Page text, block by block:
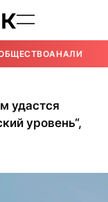
АНАЛИТИКА
удастся
уровень“,